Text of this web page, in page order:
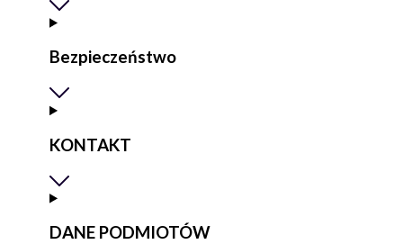
Bezpieczeństwo
KONTAKT
DANE PODMIOTÓW